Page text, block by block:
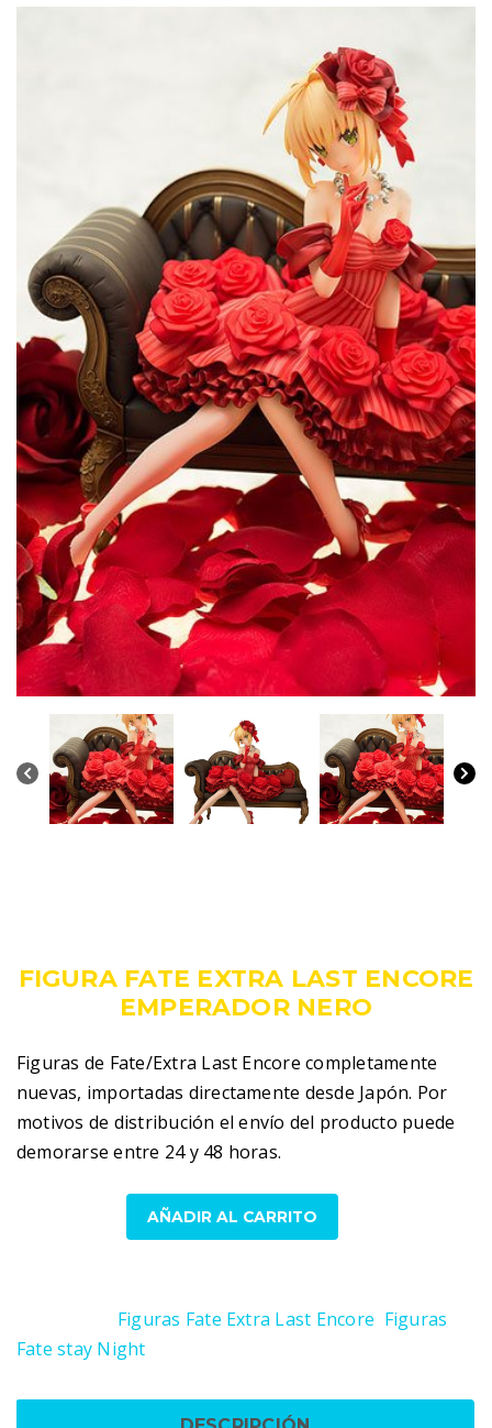
TIENDA
CONTACTO
FIGURA FATE EXTRA LAST ENCORE
EMPERADOR NERO
Figuras de Fate/Extra Last Encore completamente
nuevas, importadas directamente desde Japón. Por
motivos de distribución el envío del producto puede
demorarse entre 24 y 48 horas.
Nero
AÑADIR AL CARRITO
Figuras Fate Extra Last Encore Figuras
Fate stay Night